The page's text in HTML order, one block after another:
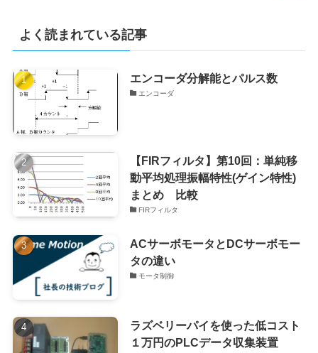
よく読まれている記事
エンコーダ分解能とパルス数
エンコーダ
【FIRフィルタ】第10回：単純移
動平均処理振幅特性(ゲイン特性)
まとめ 比較
FIRフィルタ
ACサーボモータとDCサーボモー
タの違い
モータ制御
ラズベリーパイを使った低コスト
１万円のPLCデータ収集装置